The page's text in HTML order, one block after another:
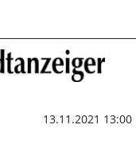
Zülich ist
13.11.2021 13:00